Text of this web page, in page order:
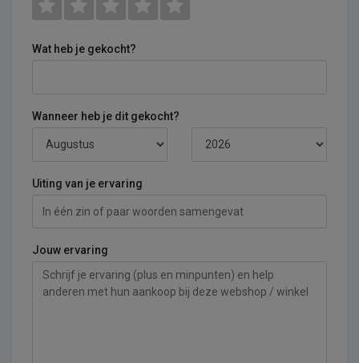
Wat heb je gekocht?
Wanneer heb je dit gekocht?
Uiting van je ervaring
Jouw ervaring